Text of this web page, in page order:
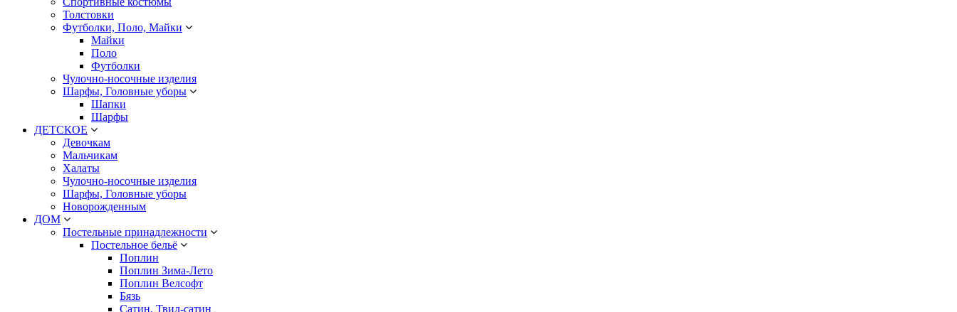
Толстовки
Футболки, Поло, Майки
Майки
Поло
Футболки
Чулочно-носочные изделия
Шарфы, Головные уборы
Шапки
Шарфы
ДЕТСКОЕ
Девочкам
Мальчикам
Халаты
Чулочно-носочные изделия
Шарфы, Головные уборы
Новорожденным
ДОМ
Постельные принадлежности
Постельное бельё
Поплин
Поплин Зима-Лето
Поплин Велсофт
Бязь
Сатин, Твил-сатин